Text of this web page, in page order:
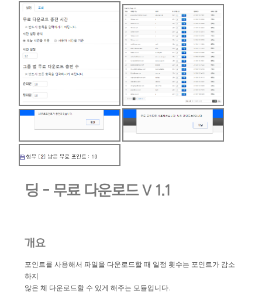
딩 - 무료 다운로드 V 1.1
개요
포인트를 사용해서 파일을 다운로드할 때 일정 횟수는 포인트가 감소
하지
않은 체 다운로드할 수 있게 해주는 모듈입니다.